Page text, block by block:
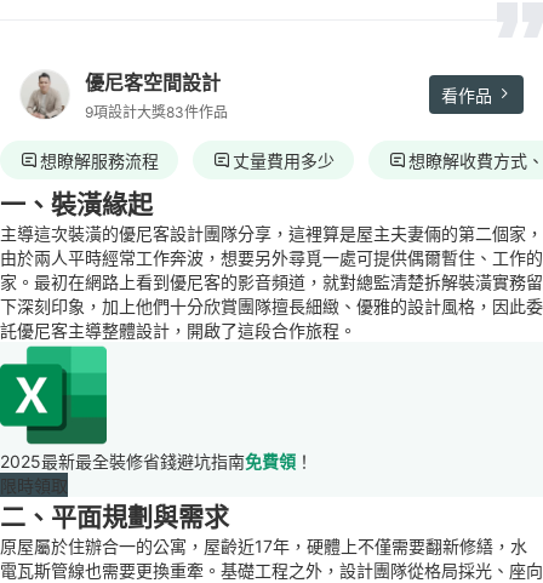
優尼客空間設計
9項設計大獎83件作品
看作品
想瞭解服務流程 丈量費用多少 想瞭解收費方式
一、裝潢緣起
主導這次裝潢的優尼客設計團隊分享，這裡算是屋主夫妻倆的第二個家，
由於兩人平時經常工作奔波，想要另外尋覓一處可提供偶爾暫住、工作的
家。最初在網路上看到優尼客的影音頻道，就對總監清楚拆解裝潢實務留
下深刻印象，加上他們十分欣賞團隊擅長細緻、優雅的設計風格，因此委
託優尼客主導整體設計，開啟了這段合作旅程。
2025最新最全裝修省錢避坑指南免費領 ！
限時領取
二、平面規劃與需求
原屋屬於住辦合一的公寓，屋齡近17年，硬體上不僅需要翻新修繕，水
電瓦斯管線也需要更換重牽。基礎工程之外，設計團隊從格局採光、座向